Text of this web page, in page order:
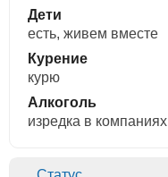
Дети
есть, живем вместе
Курение
курю
Алкоголь
изредка в компаниях